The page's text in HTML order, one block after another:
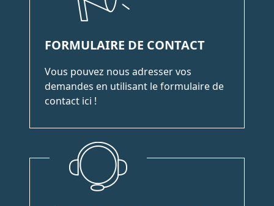
FORMULAIRE DE CONTACT
Vous pouvez nous adresser vos
demandes en utilisant le formulaire de
contact ici !